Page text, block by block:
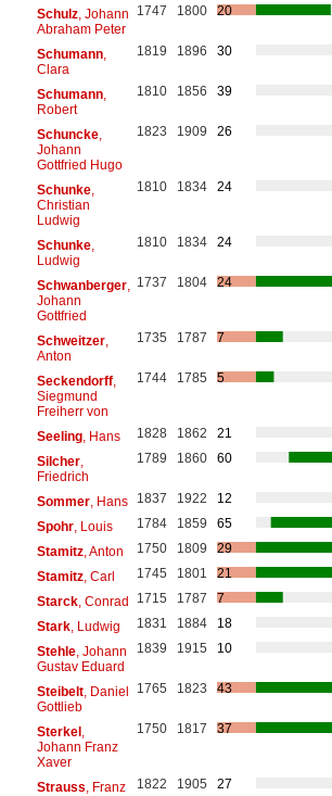
Schulz, Johann
Abraham Peter
1747 1800 20
Schumann,
Clara
1819 1896 30
Schumann,
Robert
1810 1856 39
Schuncke,
Johann
Gottfried Hugo
1823 1909 26
Schunke,
Christian
Ludwig
1810 1834 24
Schunke,
Ludwig
1810 1834 24
Schwanberger,
Johann
Gottfried
1737 1804 24
Schweitzer,
Anton
1735 1787 7
Seckendorff,
Siegmund
Freiherr von
1744 1785 5
Seeling, Hans 1828 1862
21
Silcher,
Friedrich
1789 1860 60
Sommer, Hans 1837 1922
12
Spohr, Louis 1784 1859
65
Stamitz, Anton 1750 1809
29
Stamitz, Carl 1745 1801
21
Starck, Conrad 1715 1787
7
Stark, Ludwig 1831 1884
18
Stehle, Johann
Gustav Eduard
1839 1915 10
Steibelt, Daniel
Gottlieb
1765 1823 43
Sterkel,
Johann Franz
Xaver
1750 1817 37
Strauss , Franz 1822 1905
27